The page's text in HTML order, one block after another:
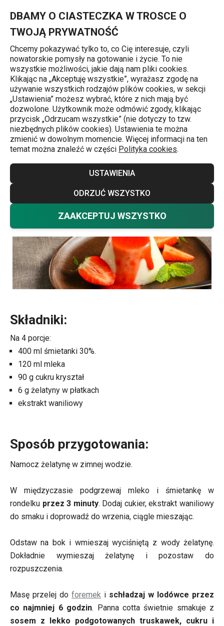
DBAMY O CIASTECZKA W TROSCE O
TWOJĄ PRYWATNOŚĆ
Chcemy pokazywać tylko to, co Cię interesuje, czyli
nowatorskie pomysły na gotowanie i życie. To nie
wszystkie możliwości, jakie dają nam pliki cookies.
Klikając na „Akceptuję wszystkie”, wyrażasz zgodę na
używanie wszystkich rodzajów plików cookies, w sekcji
„Ustawienia” możesz wybrać, które z nich mają być
dozwolone. Użytkownik może odmówić zgody, klikając
przycisk „Odrzucam wszystkie” (nie dotyczy to tzw.
niezbędnych plików cookies). Ustawienia te można
zmienić w dowolnym momencie. Więcej informacji na ten
temat można znaleźć w części Polityka cookies.
USTAWIENIA
ODRZUĆ WSZYSTKO
ZAAKCEPTUJ WSZYSTKO
Przepisy
Truskawkowa
panna cotta
Przepisy 19.05.2025
Składniki:
Na 4 porcje:
400 ml śmietanki 30%.
120 ml mleka
90 g cukru kryształ
6 g żelatyny w płatkach
ekstrakt waniliowy
Sposób przygotowania:
Namocz żelatynę w zimnej wodzie.
W międzyczasie podgrzewaj mleko i śmietankę w
rondelku przez 3 minuty. Dodaj cukier, ekstrakt waniliowy
do smaku i doprowadź do wrzenia, ciągle mieszając.
Odstaw na bok i wmieszaj wyciśniętą z wody żelatynę.
Dokładnie wymieszaj żelatynę i pozostaw do
rozpuszczenia.
Masę przelej do foremek i schładzaj w lodówce przez
co najmniej 6 godzin. Panna cotta świetnie smakuje z
sosem z lekko podgotowanych truskawek, cukru i